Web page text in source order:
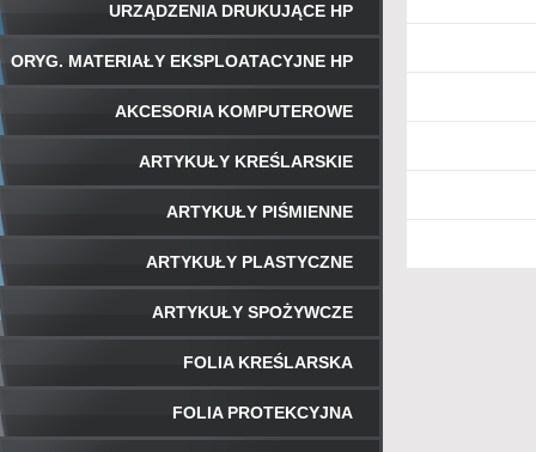
URZĄDZENIA DRUKUJĄCE HP
ORYG. MATERIAŁY EKSPLOATACYJNE HP
AKCESORIA KOMPUTEROWE
ARTYKUŁY KREŚLARSKIE
ARTYKUŁY PIŚMIENNE
ARTYKUŁY PLASTYCZNE
ARTYKUŁY SPOŻYWCZE
FOLIA KREŚLARSKA
FOLIA PROTEKCYJNA